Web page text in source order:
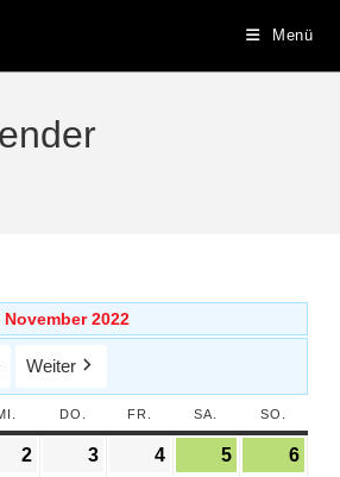
Menü
2022
Weiter
DO. FR. SA. SO.
2 3 4 5 6